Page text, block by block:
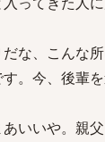
な、こんな
す。今、後輩
いいや。親